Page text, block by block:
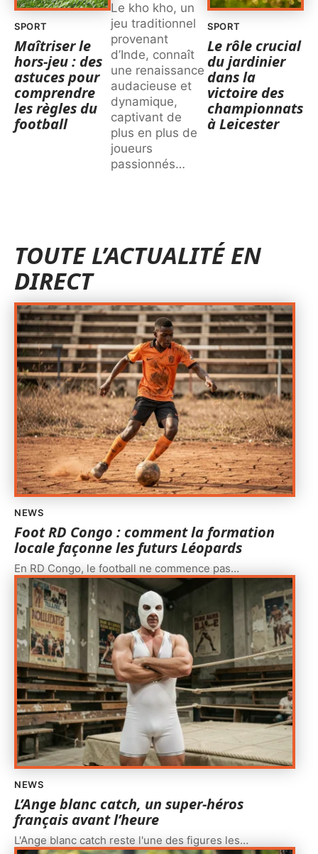
SPORT
Maîtriser le
hors-jeu : des
astuces pour
comprendre
les règles du
football
Le kho kho, un
jeu traditionnel
provenant
d’Inde, connaît
une renaissance
audacieuse et
dynamique,
captivant de
plus en plus de
joueurs
passionnés…
SPORT
Le rôle crucial
du jardinier
dans la
victoire des
championnats
à Leicester
TOUTE L’ACTUALITÉ EN
DIRECT
NEWS
Foot RD Congo : comment la formation
locale façonne les futurs Léopards
En RD Congo, le football ne commence pas…
NEWS
L’Ange blanc catch, un super-héros
français avant l’heure
L'Ange blanc catch reste l'une des figures les…